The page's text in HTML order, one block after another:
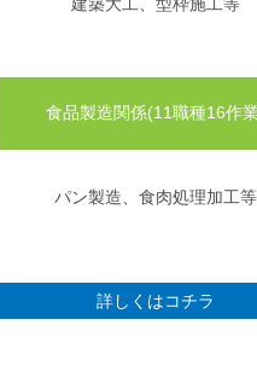
食品製造関係(11職種16作
パン製造、食肉処理加工等
詳しくはコチラ